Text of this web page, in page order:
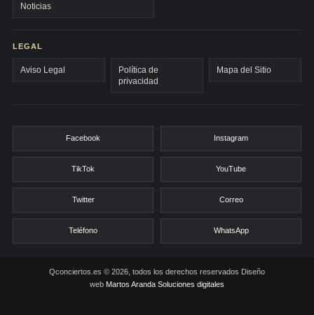
Noticias
LEGAL
Aviso Legal
Política de
privacidad
Mapa del Sitio
Facebook Instagram
TikTok YouTube
Twitter Correo
Teléfono WhatsApp
Qconciertos.es © 2026, todos los derechos reservados Diseño
web Martos Aranda Soluciones digitales